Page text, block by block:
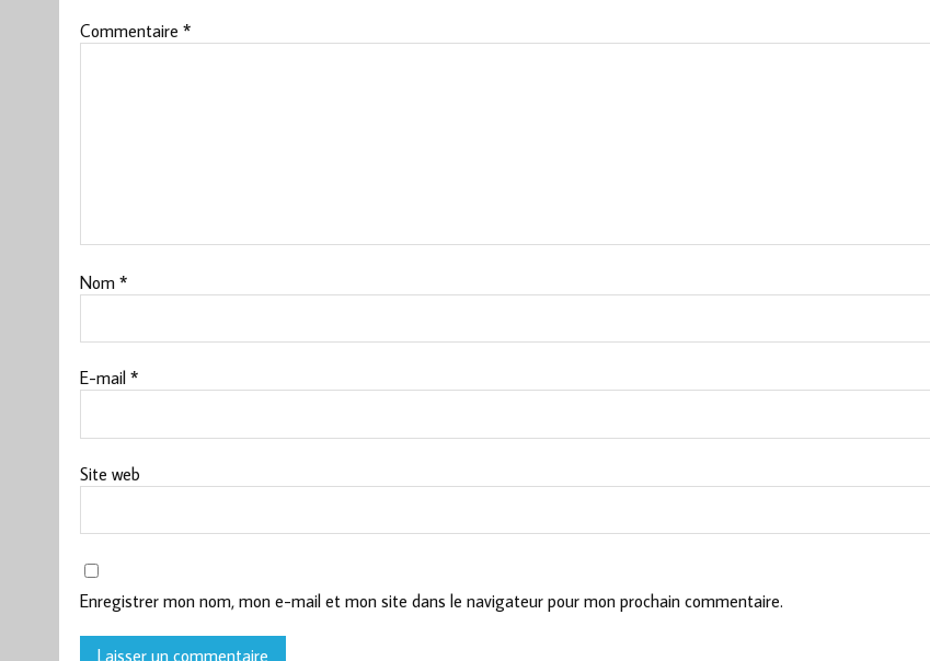
Commentaire *
Nom *
E-mail *
Site web
Enregistrer mon nom, mon e-mail et mon site dans le navigateur pour mon prochain commentaire.